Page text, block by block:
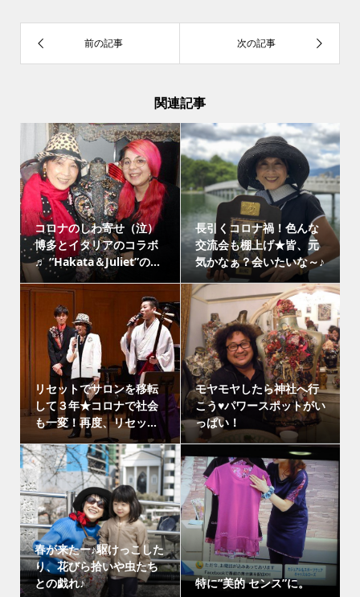
関連記事
コロナのしわ寄せ（泣）
博多とイタリアのコラボ
♬ “Hakata＆Juliet”の...
長引くコロナ禍！色んな
交流会も棚上げ★皆、元
気かなぁ？会いたいな～♪
リセットでサロンを移転
して３年★コロナで社会
も一変！再度、リセッ...
モヤモヤしたら神社へ行
こう♥パワースポットがい
っぱい！
春が来たー♪駆けっこした
り、花びら拾いや虫たち
との戯れ♪
特に”美的 センス”に。